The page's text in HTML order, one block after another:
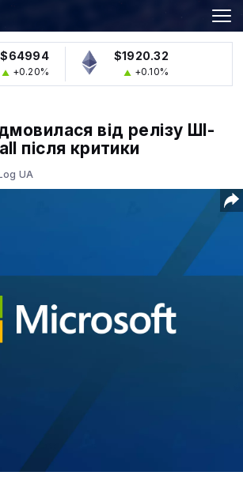
$64994
+0.20%
$1920.32
+0.10%
від релізу ШІ-
після критики
UA